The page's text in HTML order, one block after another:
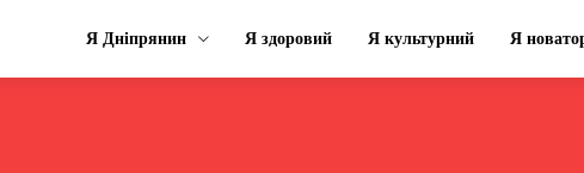
Я Дніпрянин Я здоровий Я культурний Я